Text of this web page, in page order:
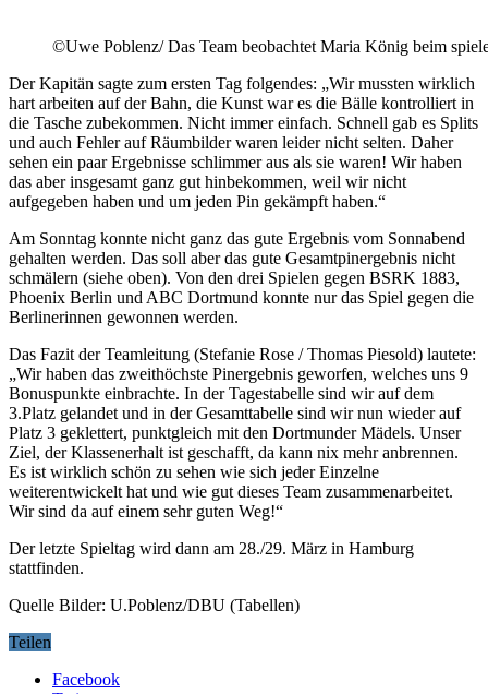
©Uwe Poblenz/ Das Team beobachtet Maria König beim
Der Kapitän sagte zum ersten Tag folgendes: „Wir mussten wirklich
hart arbeiten auf der Bahn, die Kunst war es die Bälle kontrolliert in
die Tasche zubekommen. Nicht immer einfach. Schnell gab es Splits
und auch Fehler auf Räumbilder waren leider nicht selten. Daher
sehen ein paar Ergebnisse schlimmer aus als sie waren! Wir haben
das aber insgesamt ganz gut hinbekommen, weil wir nicht
aufgegeben haben und um jeden Pin gekämpft haben.“
Am Sonntag konnte nicht ganz das gute Ergebnis vom Sonnabend
gehalten werden. Das soll aber das gute Gesamtpinergebnis nicht
schmälern (siehe oben). Von den drei Spielen gegen BSRK 1883,
Phoenix Berlin und ABC Dortmund konnte nur das Spiel gegen die
Berlinerinnen gewonnen werden.
Das Fazit der Teamleitung (Stefanie Rose / Thomas Piesold) lautete:
„Wir haben das zweithöchste Pinergebnis geworfen, welches uns 9
Bonuspunkte einbrachte. In der Tagestabelle sind wir auf dem
3.Platz gelandet und in der Gesamttabelle sind wir nun wieder auf
Platz 3 geklettert, punktgleich mit den Dortmunder Mädels. Unser
Ziel, der Klassenerhalt ist geschafft, da kann nix mehr anbrennen.
Es ist wirklich schön zu sehen wie sich jeder Einzelne
weiterentwickelt hat und wie gut dieses Team zusammenarbeitet.
Wir sind da auf einem sehr guten Weg!“
Der letzte Spieltag wird dann am 28./29. März in Hamburg
stattfinden.
Quelle Bilder: U.Poblenz/DBU (Tabellen)
Teilen
Facebook